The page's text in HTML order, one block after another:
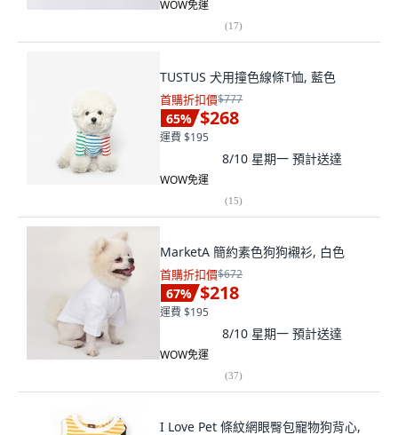
WOW免運
(17)
TUSTUS 犬用撞色線條T恤, 藍色
首購折扣價$777
65% $268
運費 $195
8/10 星期一 預計送達
WOW免運
(15)
MarketA 簡約素色狗狗襯衫, 白色
首購折扣價$672
67% $218
運費 $195
8/10 星期一 預計送達
WOW免運
(37)
I Love Pet 條紋網眼臀包寵物狗背心,